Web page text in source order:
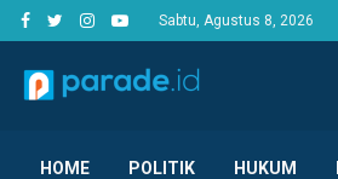
Sabtu, Agustus 8, 2026
HOME POLITIK HUKUM